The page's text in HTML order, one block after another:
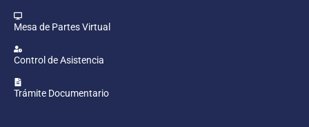
Mesa de Partes Virtual
Control de Asistencia
Trámite Documentario